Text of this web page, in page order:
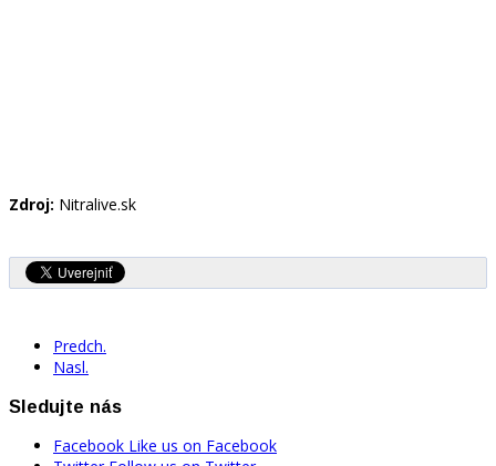
Zdroj: Nitralive.sk
Predch.
Nasl.
Sledujte nás
Facebook Like us on Facebook